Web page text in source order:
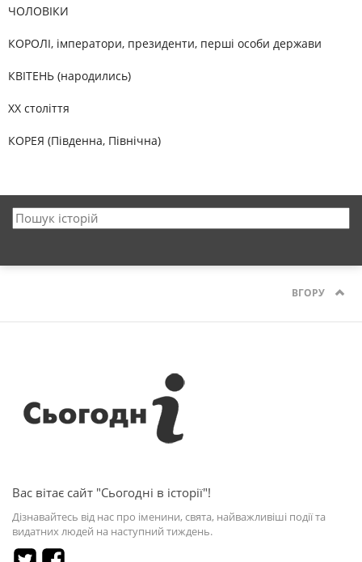
ЧОЛОВІКИ
КОРОЛІ, імператори, президенти, перші особи держави
КВІТЕНЬ (народились)
XX століття
КОРЕЯ (Південна, Північна)
ВГОРУ
Вас вітає сайт "Сьогодні в історії"!
Дізнавайтесь від нас про іменини, свята, найважливіші події та
видатних людей на наступний тиждень.